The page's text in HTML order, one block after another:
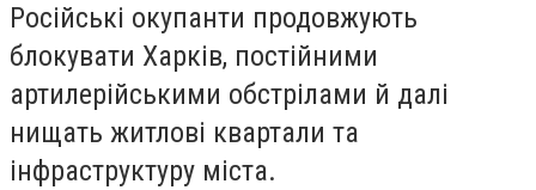
Російські окупанти продовжують
блокувати Харків, постійними
артилерійськими обстрілами й далі
нищать житлові квартали та
інфраструктуру міста.